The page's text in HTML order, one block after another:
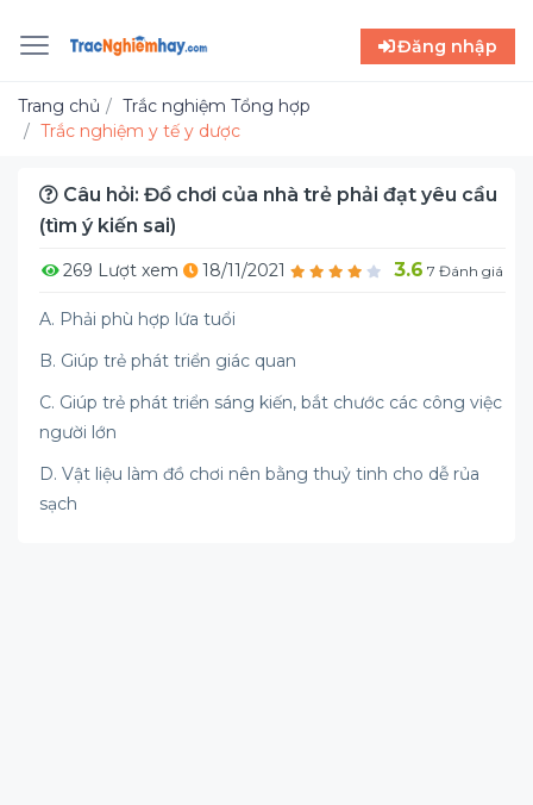
Đăng nhập
Trang chủ
Trắc nghiệm Tổng hợp
Trắc nghiệm y tế y dược
Câu hỏi: Đồ chơi của nhà trẻ phải đạt yêu cầu
(tìm ý kiến sai)
269 Lượt xem 18/11/2021 3.6 7 Đánh giá
A. Phải phù hợp lứa tuổi
B. Giúp trẻ phát triển giác quan
C. Giúp trẻ phát triển sáng kiến, bắt chước các công việc
người lớn
D. Vật liệu làm đồ chơi nên bằng thuỷ tinh cho dễ rủa
sạch